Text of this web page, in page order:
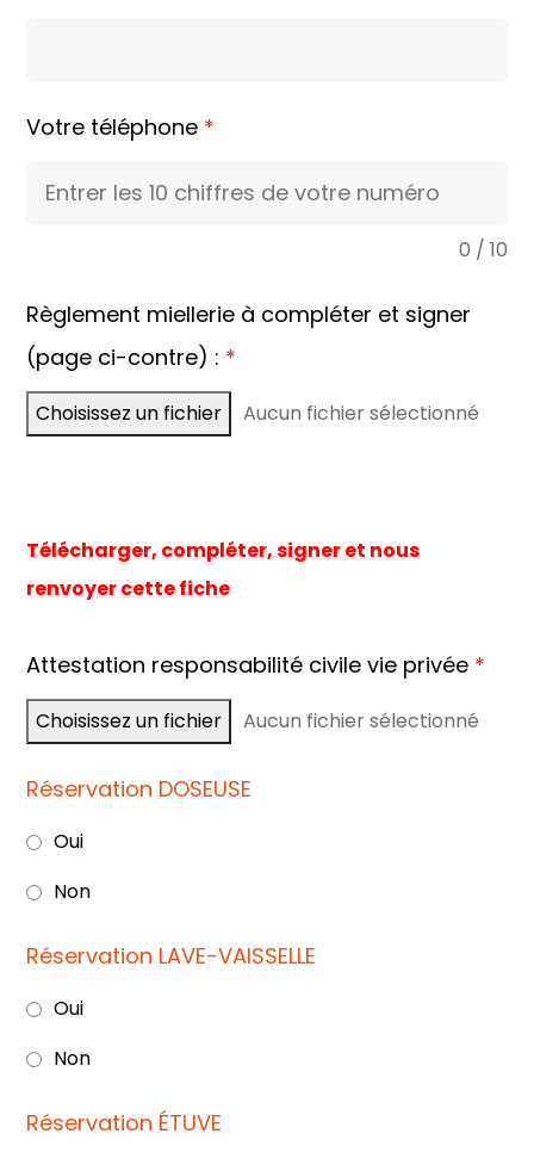
Votre téléphone *
0 / 10
Règlement miellerie à compléter et signer
(page ci-contre) : *
Choisissez un fichier Aucun fichier sélectionné
Télécharger, compléter, signer et nous
renvoyer cette fiche
Attestation responsabilité civile vie privée *
Choisissez un fichier Aucun fichier sélectionné
Réservation DOSEUSE
Oui
Non
Réservation LAVE-VAISSELLE
Oui
Non
Réservation ÉTUVE